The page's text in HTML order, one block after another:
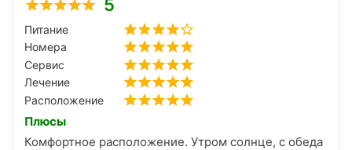
Всегда предлагали альтернативы, овощные блюда,
рыбу, каши, салаты — всего хватало с избытком,
даже порой казалось, что слишком щедро. Всё
свежее, вкусное, полезное, уходила из-за стола
довольная и сытая.
Ещё одно открытие это занятия ЛФК. Тренер ведёт
их так интересно, грамотно и с такой позитивной
энергией, что хотелось ходить каждый день. Я
5
Питание
Номера
Сервис
Лечение
Расположение
Плюсы
Комфортное расположение. Утром солнце, с обеда